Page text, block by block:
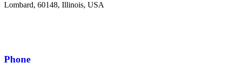
Lombard, 60148, Illinois, USA
Phone